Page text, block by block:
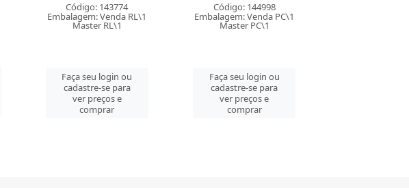
Código: 144998
Embalagem: Venda PC\1
Master PC\1
Faça seu login ou
cadastre-se para
ver preços e
comprar
Código: 157060
Embalagem: Venda PC\1
Master PC\1
Faça seu login ou
cadastre-se para
ver preços e
comprar